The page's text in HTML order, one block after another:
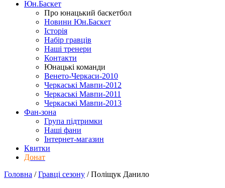
Юн.Баскет
Про юнацький баскетбол
Новини Юн.Баскет
Історія
Набір гравців
Наші тренери
Контакти
Юнацькі команди
Венето-Черкаси-2010
Черкаські Мавпи-2012
Черкаські Мавпи-2011
Черкаські Мавпи-2013
Фан-зона
Група підтримки
Наші фани
Інтернет-магазин
Квитки
Донат
Головна /Гравці сезону /Поліщук Данило